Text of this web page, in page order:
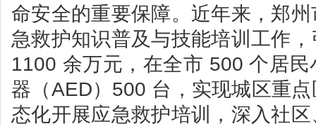
命安全的重要保障。近年来，郑
急救护知识普及与技能培训工作
1100 余万元，在全市 500 个居
器（AED）500 台，实现城区重
态化开展应急救护培训，深入社